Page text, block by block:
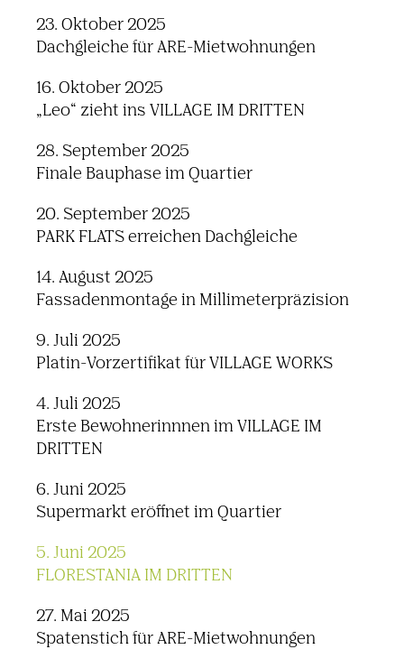
23. Oktober 2025
Dachgleiche für ARE-Mietwohnungen
16. Oktober 2025
„Leo“ zieht ins VILLAGE IM DRITTEN
28. September 2025
Finale Bauphase im Quartier
20. September 2025
PARK FLATS erreichen Dachgleiche
14. August 2025
Fassadenmontage in Millimeterpräzision
9. Juli 2025
Platin-Vorzertifikat für VILLAGE WORKS
4. Juli 2025
Erste Bewohnerinnnen im VILLAGE IM
DRITTEN
6. Juni 2025
Supermarkt eröffnet im Quartier
5. Juni 2025
FLORESTANIA IM DRITTEN
27. Mai 2025
Spatenstich für ARE-Mietwohnungen